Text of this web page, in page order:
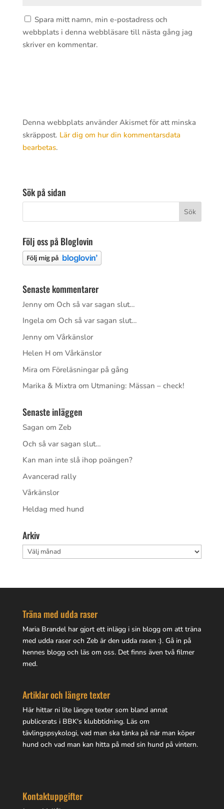
Spara mitt namn, min e-postadress och
webbplats i denna webbläsare till nästa gång jag
skriver en kommentar.
Denna webbplats använder Akismet för att minska
skräppost. Lär dig om hur din kommentarsdata
bearbetas.
Sök på sidan
Följ oss på Bloglovin
Senaste kommentarer
Jennyom Och så var sagan slut…
Ingela om Och så var sagan slut…
Jennyom Vårkänslor
Helen Hom Vårkänslor
Mira om Föreläsningar på gång
Marika & Mixtra om Utmaning: Mässan – check!
Senaste inläggen
Sagan om Zeb
Och så var sagan slut…
Kan man inte slå ihop poängen?
Avancerad rally
Vårkänslor
Heldag med hund
Arkiv
Arkiv
Träna med udda raser
Maria Brandel har gjort ett inlägg i sin bloggom att träna
med udda raser och Zeb är den udda rasen :). Gå in på
hennes bloggoch läs om oss. Det finns även två filmer
med.
Artiklar och längre texter
Här hittar ni lite längre textersom bland annat
publicerats i BBK's klubbtidning. Läs om
tävlingspsykologi, vad man ska tänka på när man köper
hund och vad man kan hitta på med sin hund på vintern.
Kontaktuppgifter